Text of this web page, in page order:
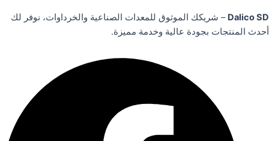
Dalico SD – شريكك الموثوق للمعدات الصناعية والخرداوات، نوفر لك
أحدث المنتجات بجودة عالية وخدمة مميزة.